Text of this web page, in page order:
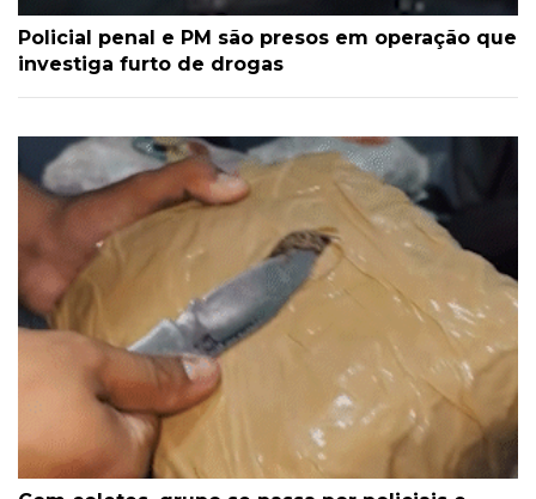
Policial penal e PM são presos em operação que
investiga furto de drogas